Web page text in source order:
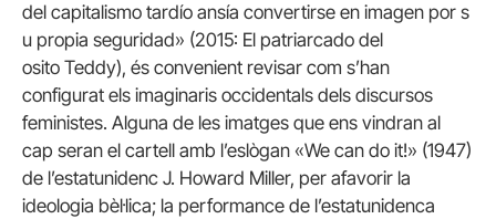
del capitalismo tardío ansía convertirse en imagen por s
u propia seguridad» (2015: El patriarcado del
osito Teddy), és convenient revisar com s’han
configurat els imaginaris occidentals dels discursos
feministes. Alguna de les imatges que ens vindran al
cap seran el cartell amb l’eslògan «We can do it!» (1947)
de l’estatunidenc J. Howard Miller, per afavorir la
ideologia bèl·lica; la performance de l’estatunidenca